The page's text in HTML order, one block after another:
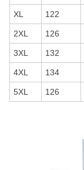
XL 122
2XL 126
3XL 132
4XL 134
5XL 126